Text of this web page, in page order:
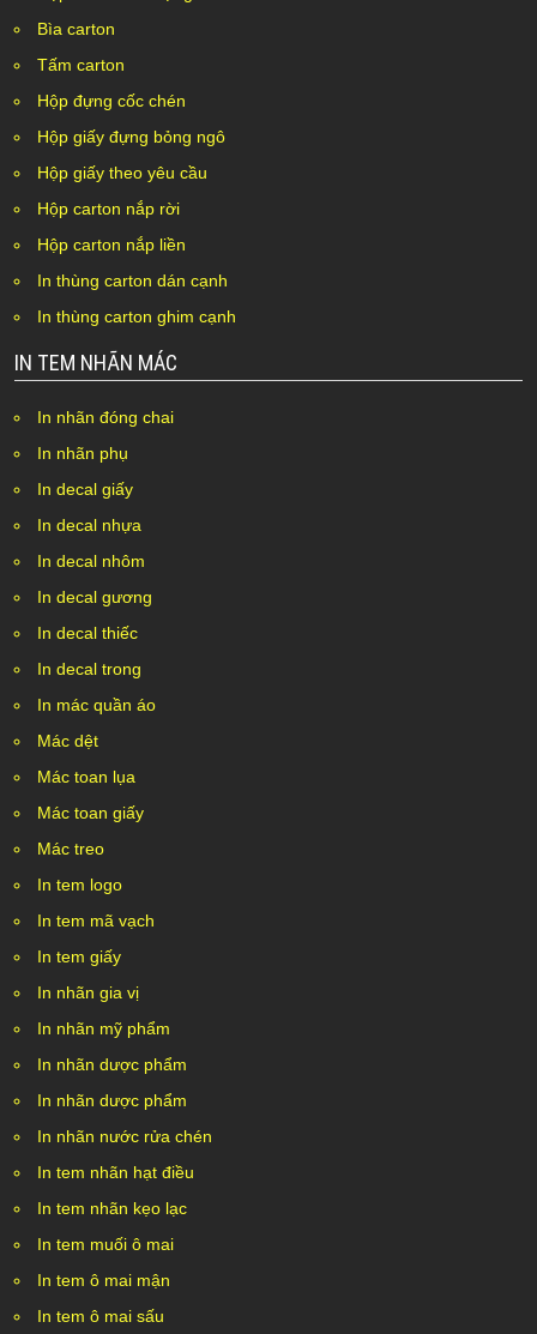
Bìa carton
Tấm carton
Hộp đựng cốc chén
Hộp giấy đựng bỏng ngô
Hộp giấy theo yêu cầu
Hộp carton nắp rời
Hộp carton nắp liền
In thùng carton dán cạnh
In thùng carton ghim cạnh
IN TEM NHÃN MÁC
In nhãn đóng chai
In nhãn phụ
In decal giấy
In decal nhựa
In decal nhôm
In decal gương
In decal thiếc
In decal trong
In mác quần áo
Mác dệt
Mác toan lụa
Mác toan giấy
Mác treo
In tem logo
In tem mã vạch
In tem giấy
In nhãn gia vị
In nhãn mỹ phẩm
In nhãn dược phẩm
In nhãn dược phẩm
In nhãn nước rửa chén
In tem nhãn hạt điều
In tem nhãn kẹo lạc
In tem muối ô mai
In tem ô mai mận
In tem ô mai sấu